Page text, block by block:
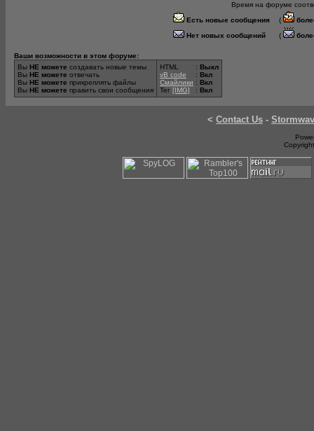
Время на форуме
Есть новые сообщения
(
Нет новых сообщений
(
Ваши возможности в этом форуме:
Вы НЕ можете создавать новые темы
Вы НЕ можете отвечать
Вы НЕ можете прикреплять файлы
Вы НЕ можете править свои сообщения
HTML
vB code
Смайлики
Тег [IMG]
: Выкл
: Вкл
: Вкл
: Вкл
< Contact Us -